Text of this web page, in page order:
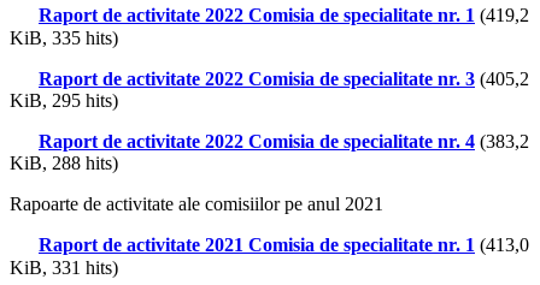
Raport de activitate 2022 Comisia de specialitate nr. 1 (419,2
KiB, 335 hits)
Raport de activitate 2022 Comisia de specialitate nr. 3 (405,2
KiB, 295 hits)
Raport de activitate 2022 Comisia de specialitate nr. 4 (383,2
KiB, 288 hits)
Rapoarte de activitate ale comisiilor pe anul 2021
Raport de activitate 2021 Comisia de specialitate nr. 1 (413,0
KiB, 331 hits)